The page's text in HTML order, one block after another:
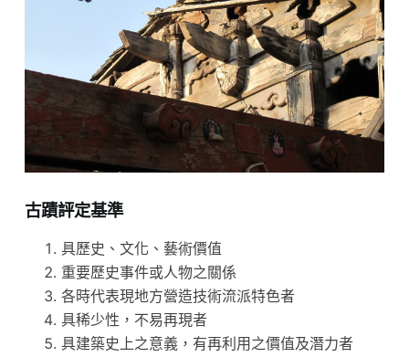
古蹟評定基準
具歷史、文化、藝術價值
重要歷史事件或人物之關係
各時代表現地方營造技術流派特色者
具稀少性，不易再現者
具建築史上之意義，有再利用之價值及潛力者